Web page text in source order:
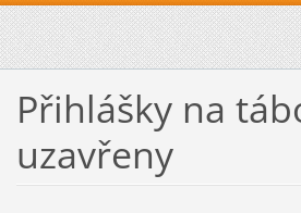
Přihlášky na
uzavřeny